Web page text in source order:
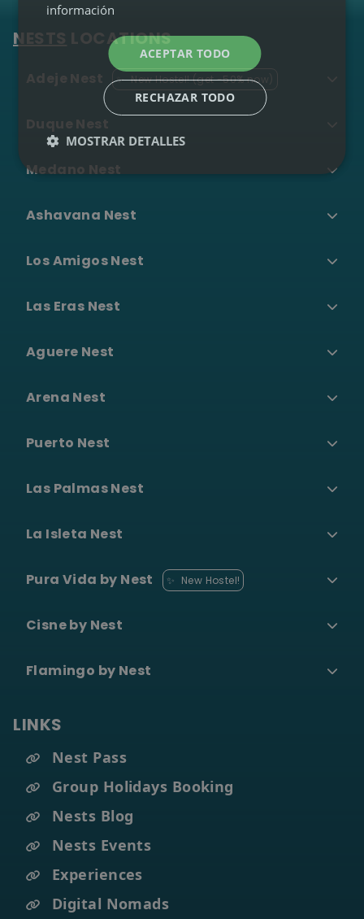
04EXPERIENCIAS
•Stand UP Paddle
•
Scuola e lezioni di
surf
NESTS LOCATIONS
Adeje Nest ✨ New Hostel! (get -50% now)
Duque Nest
Medano Nest
Ashavana Nest
Los Amigos Nest
Las Eras Nest
Aguere Nest
Arena Nest
Puerto Nest
Las Palmas Nest
La Isleta Nest
Pura Vida by Nest ✨ New Hostel!
Cisne by Nest
Flamingo by Nest
LINKS
Nest Pass
Group Holidays Booking
Nests Blog
Nests Events
Experiences
Digital Nomads
información
ACEPTAR TODO
RECHAZAR TODO
MOSTRAR DETALLES